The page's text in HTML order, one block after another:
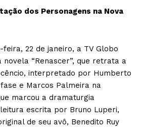
dos Personagens na Nova
22 de janeiro, a TV Globo
“Renascer”, que retrata a
interpretado por Humberto
e Marcos Palmeira na
marcou a dramaturgia
escrita por Bruno Luperi,
de seu avô, Benedito Ruy